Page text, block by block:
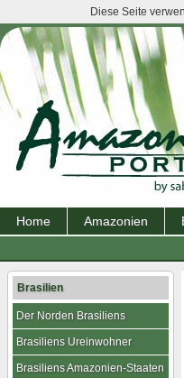
Home Amazonien
Brasilien
Der Norden Brasiliens
Brasiliens Ureinwohner
Brasiliens Amazonien-Staaten
Diese Seite